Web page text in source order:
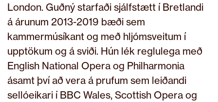
London. Guðný starfaði sjálfstætt í Bretlandi
á árunum 2013-2019 bæði sem
kammermúsíkant og með hljómsveitum í
upptökum og á sviði. Hún lék reglulega með
English National Opera og Philharmonia
ásamt því að vera á prufum sem leiðandi
sellóeikari í BBC Wales, Scottish Opera og